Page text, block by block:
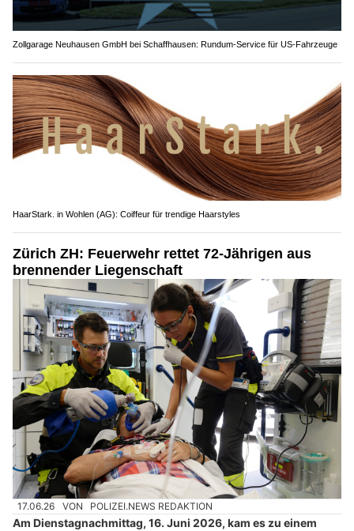
Zollgarage Neuhausen GmbH bei Schaffhausen: Rundum-Service für US-Fahrzeuge
HaarStark. in Wohlen (AG): Coiffeur für trendige Haarstyles
Zürich ZH: Feuerwehr rettet 72-Jährigen aus
brennender Liegenschaft
17.06.26 VON POLIZEI.NEWS REDAKTION
Am Dienstagnachmittag, 16. Juni 2026, kam es zu einem